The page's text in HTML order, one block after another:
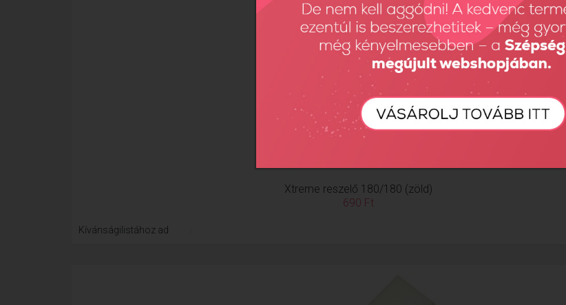
Xtreme reszelő 180/180 (zöld)
690 Ft
Kívánságilistához ad